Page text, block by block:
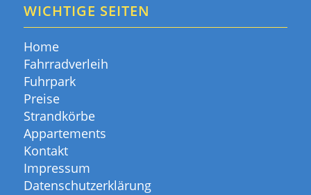
WICHTIGE SEITEN
Home
Fahrradverleih
Fuhrpark
Preise
Strandkörbe
Appartements
Kontakt
Impressum
Datenschutzerklärung